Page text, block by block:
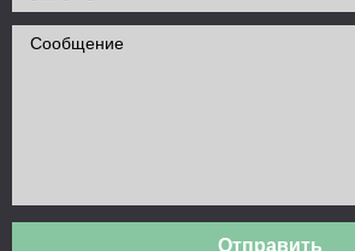
Отправить